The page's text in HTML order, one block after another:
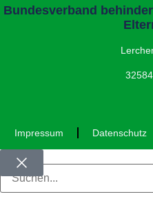
Bundesverband
Impressum Datenschutz